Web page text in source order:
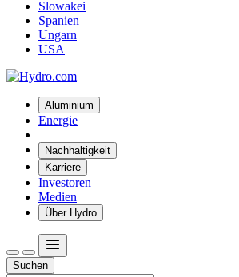
Slowakei
Spanien
Ungarn
USA
Aluminium
Energie
Nachhaltigkeit
Karriere
Investoren
Medien
Über Hydro
Suchen